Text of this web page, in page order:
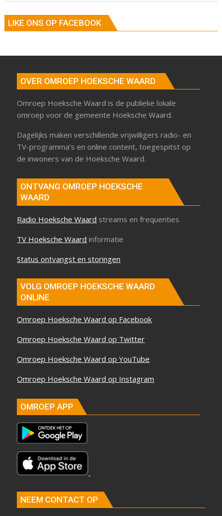
LIKE ONS OP FACEBOOK
OVER OMROEP HOEKSCHE WAARD
Omroep Hoeksche Waard is de publieke lokale
omroep voor de gemeente Hoeksche Waard.
Dagelijks maken verschillende vrijwilligers radio- en
TV-programma’s en online content, toegespitst op
de inwoners van de Hoeksche Waard.
ONTVANG OMROEP HOEKSCHE
WAARD
Radio Hoeksche Waard streams en frequenties
TV Hoeksche Waard informatie
Status ontvangst en storingen
VOLG OMROEP HOEKSCHE WAARD
ONLINE
Omroep Hoeksche Waard op Facebook
Omroep Hoeksche Waard op Twitter
Omroep Hoeksche Waard op YouTube
Omroep Hoeksche Waard op Instagram
OMROEP APP
NEEM CONTACT OP